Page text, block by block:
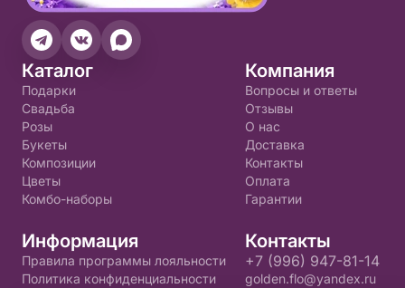
Каталог
Подарки
Свадьба
Розы
Букеты
Композиции
Цветы
Комбо-наборы
Компания
Вопросы и ответы
Отзывы
О нас
Доставка
Контакты
Оплата
Гарантии
Информация
Правила программы лояльности
Политика конфиденциальности
Контакты
+7 (996) 947-81-14
golden.flo@yandex.ru